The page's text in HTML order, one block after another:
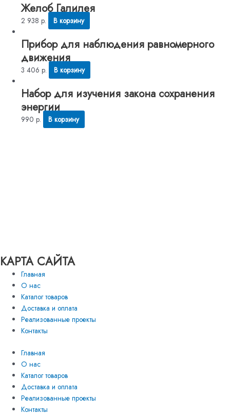
Желоб Галилея
2 938р. В корзину
Прибор для наблюдения равномерного
движения
3 406р. В корзину
Набор для изучения закона сохранения
энергии
990р. В корзину
КАРТА САЙТА
Главная
О нас
Каталог товаров
Доставка и оплата
Реализованные проекты
Контакты
Главная
О нас
Каталог товаров
Доставка и оплата
Реализованные проекты
Контакты